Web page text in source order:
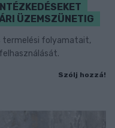
ÜZEMSZÜNETIG
termelési folyamatait,
Szólj hozzá!